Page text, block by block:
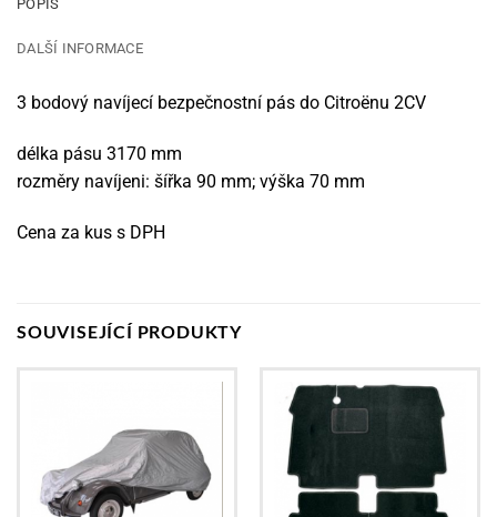
POPIS
DALŠÍ INFORMACE
3 bodový navíjecí bezpečnostní pás do Citroënu 2CV
délka pásu 3170 mm
rozměry navíjeni: šířka 90 mm; výška 70 mm
Cena za kus s DPH
SOUVISEJÍCÍ PRODUKTY